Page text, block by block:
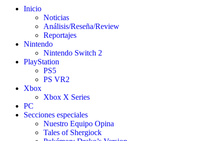
Inicio
Noticias
Análisis/Reseña/Review
Reportajes
Nintendo
Nintendo Switch 2
PlayStation
PS5
PS VR2
Xbox
Xbox X Series
PC
Secciones especiales
Nuestro Equipo Opina
Tales of Shergiock